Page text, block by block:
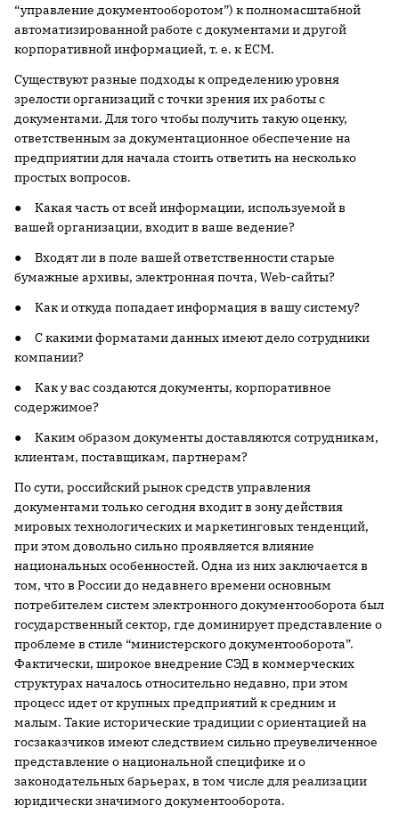
“управление документооборотом”) к полномасштабной
автоматизированной работе с документами и другой
корпоративной информацией, т. е. к ECM.
Существуют разные подходы к определению уровня
зрелости организаций с точки зрения их работы с
документами. Для того чтобы получить такую оценку,
ответственным за документационное обеспечение на
предприятии для начала стоить ответить на несколько
простых вопросов.
● Какая часть от всей информации, используемой в
вашей организации, входит в ваше ведение?
● Входят ли в поле вашей ответственности старые
бумажные архивы, электронная почта, Web-сайты?
● Как и откуда попадает информация в вашу систему?
● С какими форматами данных имеют дело сотрудники
компании?
● Как у вас создаются документы, корпоративное
содержимое?
● Каким образом документы доставляются сотрудникам,
клиентам, поставщикам, партнерам?
По сути, российский рынок средств управления
документами только сегодня входит в зону действия
мировых технологических и маркетинговых тенденций,
при этом довольно сильно проявляется влияние
национальных особенностей. Одна из них заключается в
том, что в России до недавнего времени основным
потребителем систем электронного документооборота был
государственный сектор, где доминирует представление о
проблеме в стиле “министерского документооборота”.
Фактически, широкое внедрение СЭД в коммерческих
структурах началось относительно недавно, при этом
процесс идет от крупных предприятий к средним и
малым. Такие исторические традиции с ориентацией на
госзаказчиков имеют следствием сильно преувеличенное
представление о национальной специфике и о
законодательных барьерах, в том числе для реализации
юридически значимого документооборота.